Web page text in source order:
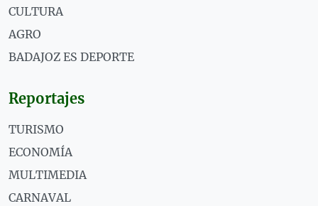
CULTURA
AGRO
BADAJOZ ES DEPORTE
Reportajes
TURISMO
ECONOMÍA
MULTIMEDIA
CARNAVAL